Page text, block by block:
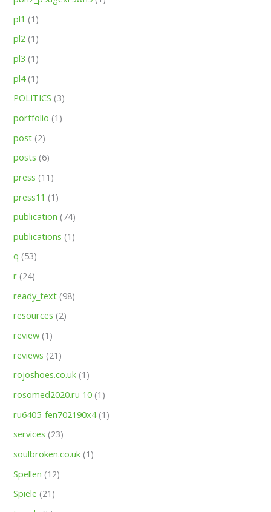
pl1 (1)
pl2 (1)
pl3 (1)
pl4(1)
POLITICS (3)
portfolio (1)
post (2)
posts (6)
press (11)
press11 (1)
publication (74)
publications (1)
q (53)
r (24)
ready_text (98)
resources (2)
review (1)
reviews (21)
rojoshoes.co.uk (1)
rosomed2020.ru 10 (1)
ru6405_fen702190x4(1)
services (23)
soulbroken.co.uk (1)
Spellen (12)
Spiele (21)